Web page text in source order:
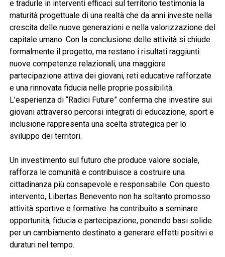
e tradurle in interventi efficaci sul territorio testimonia la
maturità progettuale di una realtà che da anni investe nella
crescita delle nuove generazioni e nella valorizzazione del
capitale umano. Con la conclusione delle attività si chiude
formalmente il progetto, ma restano i risultati raggiunti:
nuove competenze relazionali, una maggiore
partecipazione attiva dei giovani, reti educative rafforzate
e una rinnovata fiducia nelle proprie possibilità.
L’esperienza di “Radici Future” conferma che investire sui
giovani attraverso percorsi integrati di educazione, sport e
inclusione rappresenta una scelta strategica per lo
sviluppo dei territori.
Un investimento sul futuro che produce valore sociale,
rafforza le comunità e contribuisce a costruire una
cittadinanza più consapevole e responsabile. Con questo
intervento, Libertas Benevento non ha soltanto promosso
attività sportive e formative: ha contribuito a seminare
opportunità, fiducia e partecipazione, ponendo basi solide
per un cambiamento destinato a generare effetti positivi e
duraturi nel tempo.